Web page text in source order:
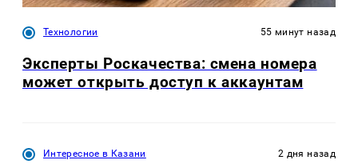
Технологии 55 минут назад
Эксперты Роскачества: смена номера
может открыть доступ к аккаунтам
Интересное в Казани 2 дня назад